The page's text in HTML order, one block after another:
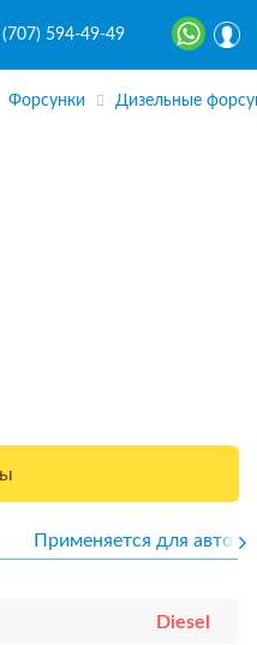
594-49-49
Форсунки Дизельные
Применяется для авто
Diesel